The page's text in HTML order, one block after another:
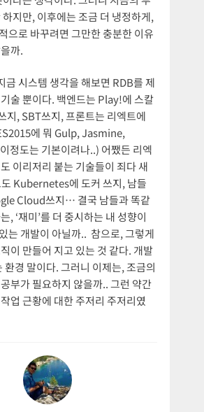
지만, 이후에는 조금 더 냉정하게,
으로 바꾸려면 그만한 충분한 이유
까.
금 시스템 생각을 해보면 RDB를 제
술 뿐이다. 백엔드는 Play!에 스칼
지, SBT쓰지, 프론트는 리엑트에
에 뭐 Gulp, Jasmine,
정도는 기본이려나..) 어쨌든 리엑
이리저리 붙는 기술들이 죄다 새
Kubernetes에 도커 쓰지, 남들
Cloud쓰지… 결국 남들과 똑같
, ‘재미’를 더 중시하는 내 성향이
는 개발이 아닐까.. 참으로, 그렇게
이 만들어 지고 있는 것 같다. 개발
환경 말이다. 그러니 이제는, 조금의
부가 필요하지 않을까.. 그런 약간
업 근황에 대한 주저리 주저리였